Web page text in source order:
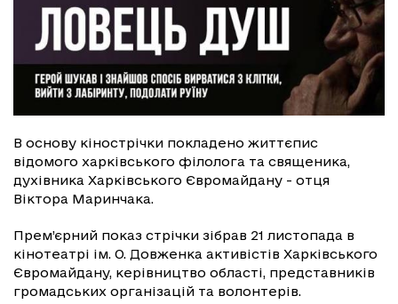
В основу кінострічки покладено життєпис
відомого харківського філолога та священика,
духівника Харківського Євромайдану - отця
Віктора Маринчака.
Прем’єрний показ стрічки зібрав 21 листопада в
кінотеатрі ім. О. Довженка активістів Харківського
Євромайдану, керівництво області, представників
громадських організацій та волонтерів.